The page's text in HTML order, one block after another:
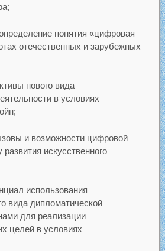
понятия «цифровая
отечественных и зарубежных
нового вида
в условиях
и возможности цифровой
искусственного
использования
вида дипломатической
для реализации
целей в условиях